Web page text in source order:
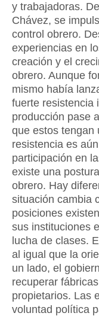
y trabajadoras.
Chávez, se
control obrero.
experiencias en
creación y el
obrero. Aunque
mismo había
fuerte resistencia
producción pase
que estos tengan
resistencia es
participación en
existe una
obrero. Hay
situación cambia
posiciones
sus instituciones
lucha de clases.
al igual que la
un lado, el
recuperar
propietarios. Las
voluntad política